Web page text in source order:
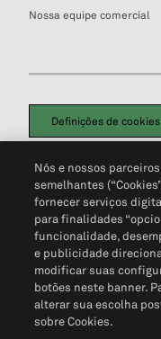
Nossa equipe comercial
Definições de cookies
Política de Privacidade
Não Venda Minhas
Nós e nossos
semelhantes
fornecer serviços
para finalidades
funcionalidade,
e publicidade
modificar suas
botões neste banner.
alterar sua escolha
sobre Cookies.